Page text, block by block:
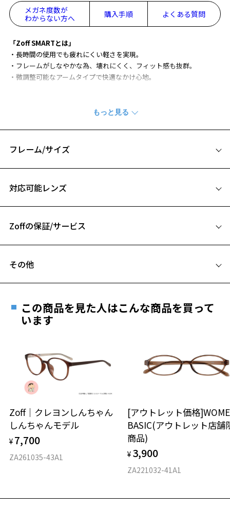
メガネ度数が
わからない方へ
購入手順 よくある質問
「Zoff SMARTとは」
・長時間の使用でも疲れにくい軽さを実現。
・フレームがしなやかな為、壊れにくく、フィット感も抜群。
・微調整可能なアームタイプで快適なかけ心地。
フレーム/サイズ
B ブリッジ(鼻部分)の横幅：16mm
お持ちのZoffメガネサイズを確認するには？
仕上がり寸法
D 仕上がりの横幅：約140mm
対応可能レンズ
フレームとレンズの合計料金を知りたい方へ
Zoffの保証/サービス
安心1 フレーム１年間品質保証
きます。
※保証期間内に交換が行われた場合、保証期間は初期の期間から
延長されません。
安心2 視力測定無料
視力の変化を早めに発見するために、定期的な視
力測定をおすすめいたします。
安心3 かかり具合調整無料
その他
ご希望のお客さまは、「レンズ交換券」をお選びのうえ、
最寄りのZoff実店舗にてレンズをお買い求めください。
※サングラスやパッケージ品では「レンズ交換券」はお選び
談ください。
＜メガネの度数情報がわからない方へ＞
オンラインストアでフレームのみ購入して、
実店舗で度付きにできます
ご購入時に「レンズ交換券」をお選びいただくと、実店舗で
度数を測定のうえ、度付きレンズ（標準セットレンズ）へ無
実店舗で度数を測定いただけます
この商品を見た人はこんな商品を買って
います
Zoff｜クレヨンしんちゃん
しんちゃんモデル
¥ 7,700
ZA261035-43A1
[アウトレット価格
BASIC(アウトレット店舗
商品)
¥ 3,900
ZA221032-41A1